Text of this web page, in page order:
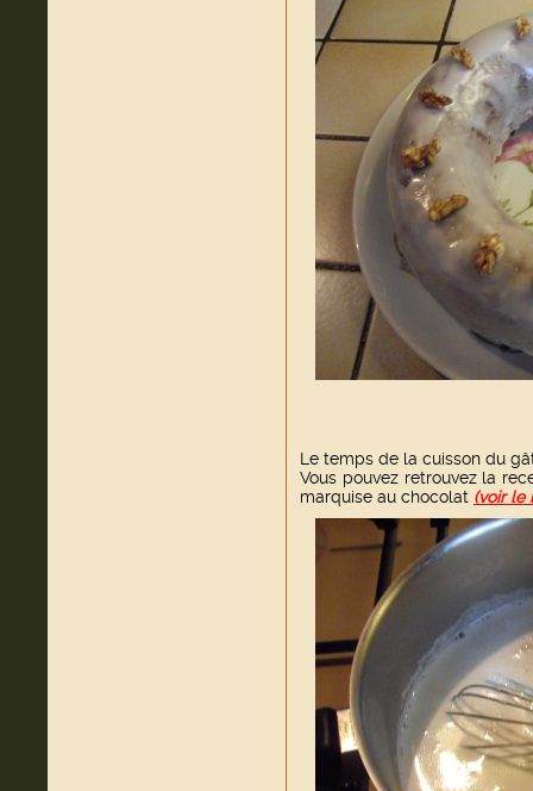
Le temps de la cuisson du
Vous pouvez retrouvez la
marquise au chocolat (voir le